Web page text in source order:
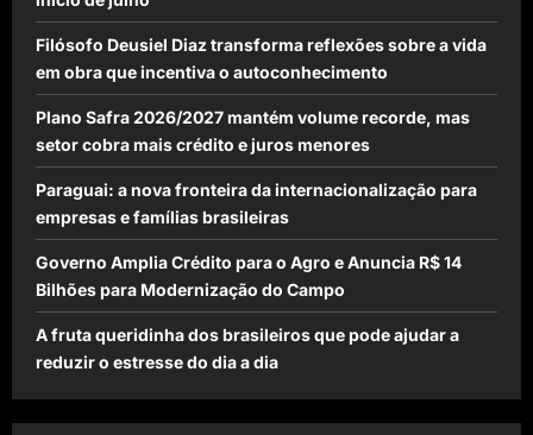
Filósofo Deusiel Diaz transforma reflexões sobre a vida
em obra que incentiva o autoconhecimento
Plano Safra 2026/2027 mantém volume recorde, mas
setor cobra mais crédito e juros menores
Paraguai: a nova fronteira da internacionalização para
empresas e famílias brasileiras
Governo Amplia Crédito para o Agro e Anuncia R$ 14
Bilhões para Modernização do Campo
A fruta queridinha dos brasileiros que pode ajudar a
reduzir o estresse do dia a dia